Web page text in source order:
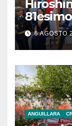
monito
6 AGOSTO
ANGUILLARA